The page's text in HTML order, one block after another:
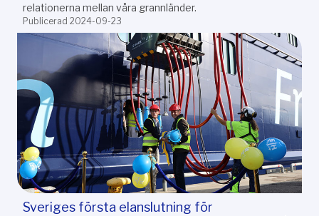
relationerna mellan våra grannländer.
Publicerad 2024-09-23
Sveriges första elanslutning för